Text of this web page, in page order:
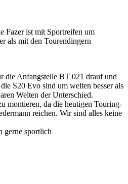
Fazer ist mit Sportreifen um
als mit den Tourendingern
die Anfangsteile BT 021 drauf und
S20 Evo sind um welten besser als
Welten der Unterschied.
montieren, da die heutigen Touring-
reichen. Wir sind alles keine
gerne sportlich